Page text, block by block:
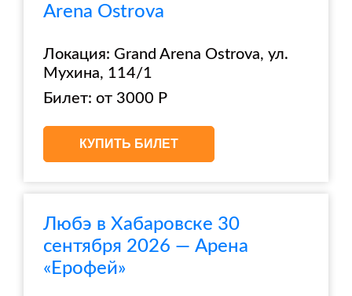
Arena Ostrova
Локация: Grand Arena Ostrova, ул.
Мухина, 114/1
Билет: от 3000 Р
КУПИТЬ БИЛЕТ
Любэ в Хабаровске 30
сентября 2026 — Арена
«Ерофей»